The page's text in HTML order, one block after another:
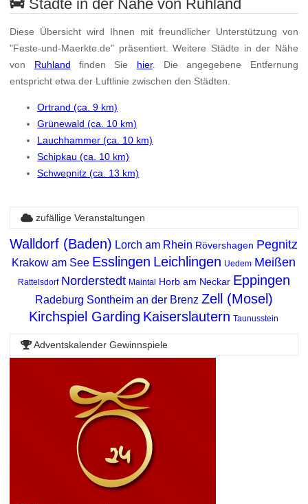
Städte in der Nähe von Ruhland
Diese Übersicht wird Ihnen mit freundlicher Unterstützung von
"Feste-und-Maerkte.de" präsentiert. Weitere Städte in der Nähe
von Ruhland finden Sie hier. Die angegebene Entfernung
entspricht etwa der Luftlinie zwischen den Städten.
Ortrand (ca. 9 km)
Grünewald (ca. 10 km)
Lauchhammer (ca. 10 km)
Schipkau (ca. 10 km)
Schwepnitz (ca. 13 km)
zufällige Veranstaltungen
Walldorf (Baden) Lorch am Rhein Rövershagen Pegnitz
Krakow am See Esslingen Leichlingen Uedem Meißen
Rattelsdorf Norderstedt Maintal Horb am Neckar Eppingen
Radeburg Sontheim an der Brenz Zell (Mosel)
Kirchspiel Garding Kaiserslautern Taunusstein
Adventskalender Gewinnspiele